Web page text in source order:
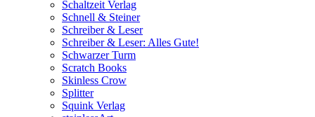
Schaltzeit Verlag
Schnell & Steiner
Schreiber & Leser
Schreiber & Leser: Alles Gute!
Schwarzer Turm
Scratch Books
Skinless Crow
Splitter
Squink Verlag